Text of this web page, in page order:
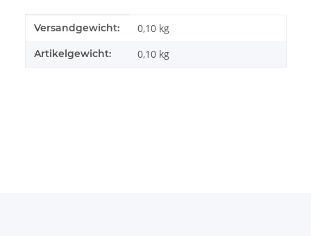
Produkteigenschaft
Wert
Versandgewicht: 0,10 kg
Artikelgewicht: 0,10 kg